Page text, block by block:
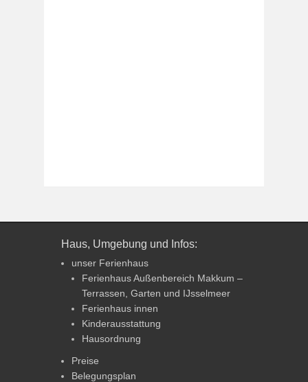
Haus, Umgebung und Infos:
unser Ferienhaus
Ferienhaus Außenbereich Makkum –
Terrassen, Garten und IJsselmeer
Ferienhaus innen
Kinderausstattung
Hausordnung
Preise
Belegungsplan